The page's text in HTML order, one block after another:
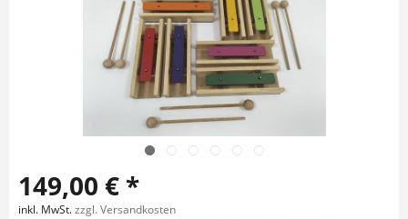
149,00 € *
inkl. MwSt.zzgl. Versandkosten